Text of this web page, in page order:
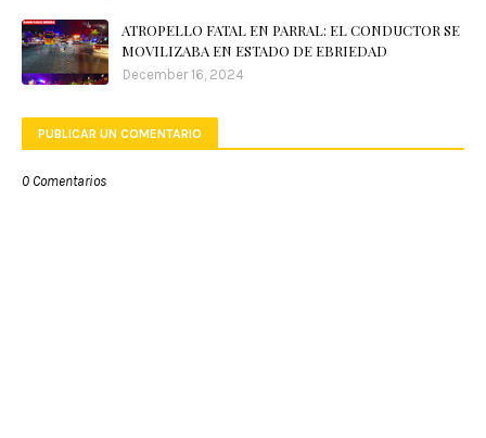
ATROPELLO FATAL EN PARRAL: EL CONDUCTOR SE
MOVILIZABA EN ESTADO DE EBRIEDAD
December 16, 2024
PUBLICAR UN COMENTARIO
0 Comentarios